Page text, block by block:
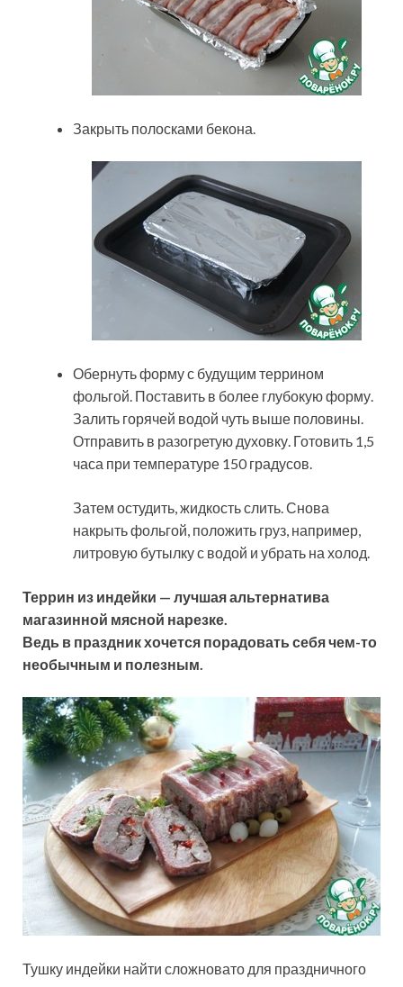
Закрыть полосками бекона.
Обернуть форму с будущим террином
фольгой. Поставить в более глубокую форму.
Залить горячей водой чуть выше половины.
Отправить в разогретую духовку. Готовить 1,5
часа при температуре 150 градусов.
Затем остудить, жидкость слить. Снова
накрыть фольгой, положить груз, например,
литровую бутылку с водой и убрать на холод.
Террин из индейки — лучшая альтернатива
магазинной мясной нарезке.
Ведь в праздник хочется порадовать себя чем-то
необычным и полезным.
Тушку индейки найти сложновато для праздничного